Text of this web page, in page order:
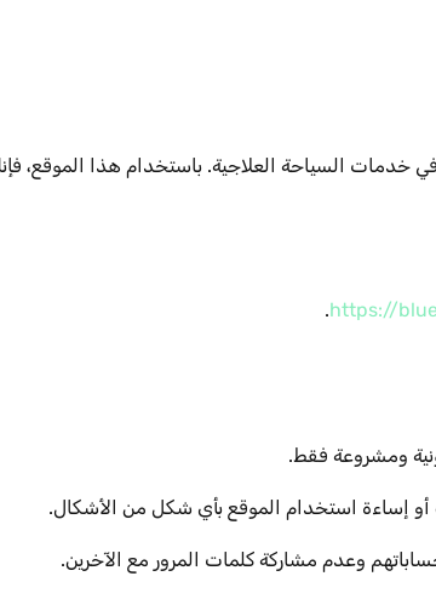
السياحة العلاجية. باستخدام هذا الموقع، فإنك
https://
.
ومشروعة فقط.
أو إساءة استخدام الموقع بأي شكل من الأشكال.
وعدم مشاركة كلمات المرور مع الآخرين.